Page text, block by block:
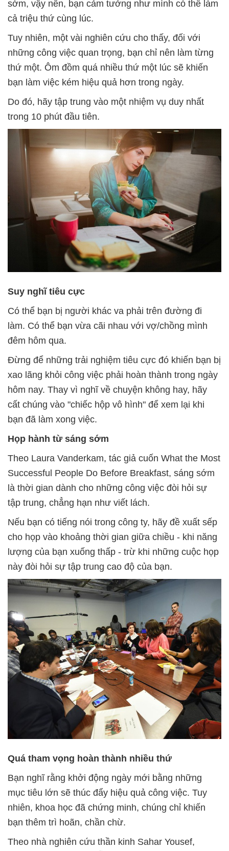
sớm, vậy nên, bạn cảm tưởng như mình có thể làm
cả triệu thứ cùng lúc.
Tuy nhiên, một vài nghiên cứu cho thấy, đối với
những công việc quan trọng, bạn chỉ nên làm từng
thứ một. Ôm đồm quá nhiều thứ một lúc sẽ khiến
bạn làm việc kém hiệu quả hơn trong ngày.
Do đó, hãy tập trung vào một nhiệm vụ duy nhất
trong 10 phút đầu tiên.
Suy nghĩ tiêu cực
Có thể bạn bị người khác va phải trên đường đi
làm. Có thể bạn vừa cãi nhau với vợ/chồng mình
đêm hôm qua.
Đừng để những trải nghiệm tiêu cực đó khiến bạn bị
xao lãng khỏi công việc phải hoàn thành trong ngày
hôm nay. Thay vì nghĩ về chuyện không hay, hãy
cất chúng vào "chiếc hộp vô hình" để xem lại khi
bạn đã làm xong việc.
Họp hành từ sáng sớm
Theo Laura Vanderkam, tác giả cuốn What the Most
Successful People Do Before Breakfast, sáng sớm
là thời gian dành cho những công việc đòi hỏi sự
tập trung, chẳng hạn như viết lách.
Nếu bạn có tiếng nói trong công ty, hãy đề xuất sếp
cho họp vào khoảng thời gian giữa chiều - khi năng
lượng của bạn xuống thấp - trừ khi những cuộc họp
này đòi hỏi sự tập trung cao độ của bạn.
Quá tham vọng hoàn thành nhiều thứ
Bạn nghĩ rằng khởi động ngày mới bằng những
mục tiêu lớn sẽ thúc đẩy hiệu quả công việc. Tuy
nhiên, khoa học đã chứng minh, chúng chỉ khiến
bạn thêm trì hoãn, chần chừ.
Theo nhà nghiên cứu thần kinh Sahar Yousef,